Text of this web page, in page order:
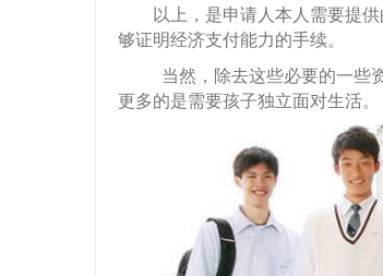
以上，是申请人本人需要提
够证明经济支付能力的手续。
当然，除去这些必要的一些
更多的是需要孩子独立面对生活。